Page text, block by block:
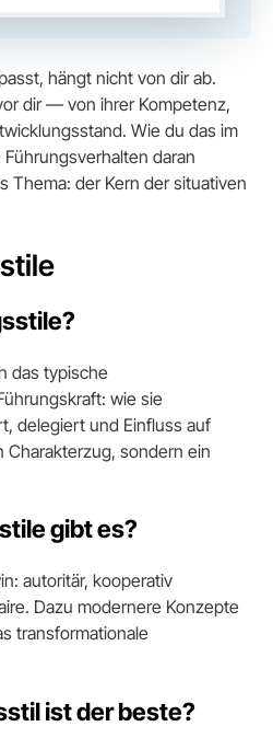
hängt nicht von dir ab.
dir — von ihrer Kompetenz,
Wie du das im
daran
Thema: der Kern der situativen
das typische
wie sie
delegiert und Einfluss auf
Charakterzug, sondern ein
gibt es?
autoritär, kooperativ
Dazu modernere Konzepte
transformationale
ist der beste?